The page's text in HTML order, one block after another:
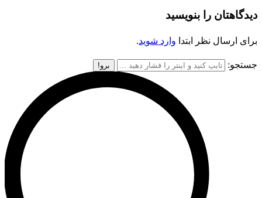
دیدگاهتان را بنویسید
برای ارسال نظر ابتدا وارد شوید.
جستجو: